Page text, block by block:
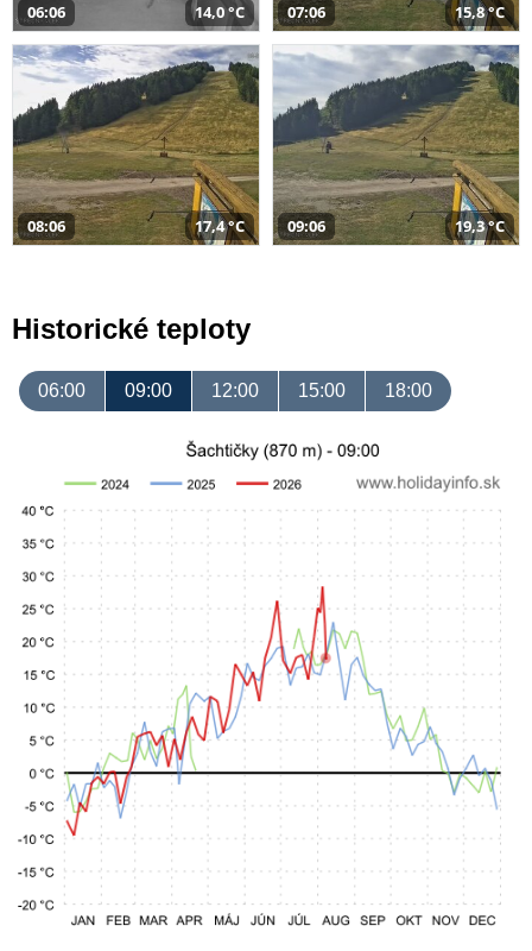
06:06 14,0 °C 07:06 15,8 °C
08:06 17,4 °C 09:06 19,3 °C
Historické teploty
06:00 09:00 12:00 15:00 18:00